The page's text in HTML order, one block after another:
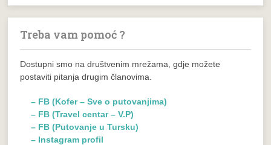
Treba vam pomoć ?
Dostupni smo na društvenim mrežama, gdje možete
postaviti pitanja drugim članovima.
– FB (Kofer – Sve o putovanjima)
– FB (Travel centar – V.P)
– FB (Putovanje u Tursku)
– Instagram profil